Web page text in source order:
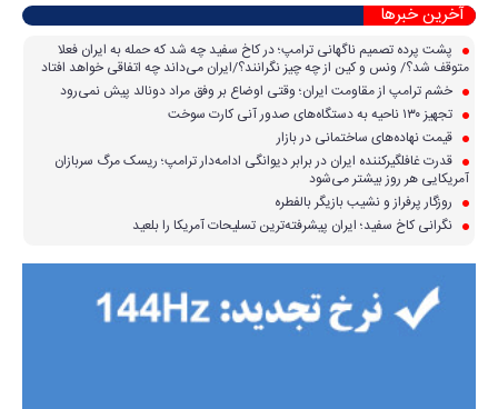
آخرین خبرها
پشت پرده تصمیم ناگهانی ترامپ؛ در کاخ سفید چه شد که حمله به ایران فعلا
متوقف شد؟/ ونس و کین از چه چیز نگرانند؟/ایران می‌داند چه اتفاقی خواهد افتاد
خشم ترامپ از مقاومت ایران؛ وقتی اوضاع بر وفق مراد دونالد پیش نمی‌رود
تجهیز ۱۳۰ ناحیه به دستگاه‌های صدور آنی کارت سوخت
قیمت نهاده‌های ساختمانی در بازار
قدرت غافلگیرکننده ایران در برابر دیوانگی ادامه‌دار ترامپ؛ ریسک مرگ سربازان
آمریکایی هر روز بیشتر می‌شود
روزگار پرفراز و نشیب بازیگر بالفطره
نگرانی کاخ سفید؛ ایران پیشرفته‌ترین تسلیحات آمریکا را بلعید